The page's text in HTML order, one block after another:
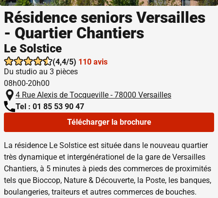
Résidence seniors Versailles
- Quartier Chantiers
Le Solstice
(4,4/5) 110 avis
Du studio au 3 pièces
08h00-20h00
4 Rue Alexis de Tocqueville - 78000 Versailles
Tel : 01 85 53 90 47
Télécharger la brochure
La résidence Le Solstice est située dans le nouveau quartier
très dynamique et intergénérationel de la gare de Versailles
Chantiers, à 5 minutes à pieds des commerces de proximités
tels que Bioccop, Nature & Découverte, la Poste, les banques,
boulangeries, traiteurs et autres commerces de bouches.